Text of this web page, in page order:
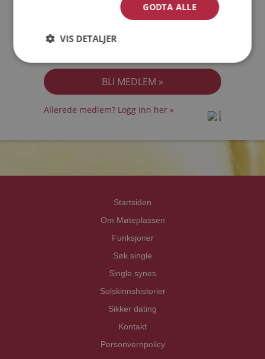
Jeg akseptererMedlemsvilkårene
Allerede medlem? Logg inn her »
Startsiden
Om Møteplassen
Funksjoner
Søk single
Single synes
Solskinnshistorier
Sikker dating
Kontakt
Personvernpolicy
GODTA ALLE
VIS DETALJER